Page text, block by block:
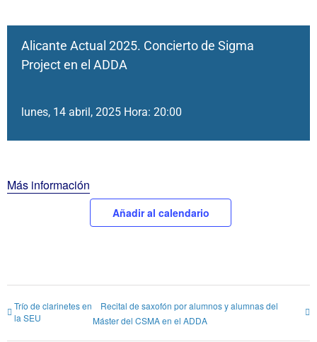
Alicante Actual 2025. Concierto de Sigma
Project en el ADDA
lunes, 14 abril, 2025 Hora: 20:00
Más información
Añadir al calendario
Trío de clarinetes en
la SEU
Recital de saxofón por alumnos y alumnas del
Máster del CSMA en el ADDA